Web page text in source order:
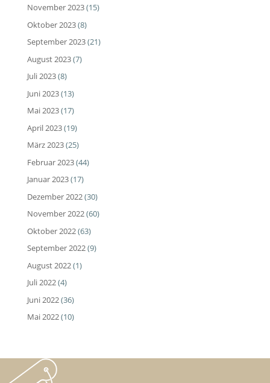
November 2023(15)
Oktober 2023(8)
September 2023(21)
August 2023(7)
Juli 2023(8)
Juni 2023(13)
Mai 2023(17)
April 2023(19)
März 2023(25)
Februar 2023(44)
Januar 2023(17)
Dezember 2022(30)
November 2022(60)
Oktober 2022(63)
September 2022(9)
August 2022(1)
Juli 2022(4)
Juni 2022(36)
Mai 2022(10)